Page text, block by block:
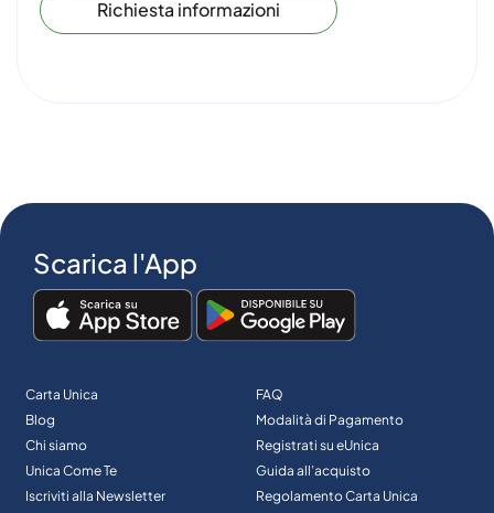
Richiesta informazioni
Scarica l'App
Carta Unica
Blog
Chi siamo
Unica Come Te
Iscriviti alla Newsletter
FAQ
Modalità di Pagamento
Registrati su eUnica
Guida all’acquisto
Regolamento Carta Unica